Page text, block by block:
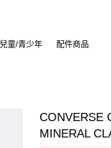
兒童/青少年 配件商品
CONVERSE
MINERAL